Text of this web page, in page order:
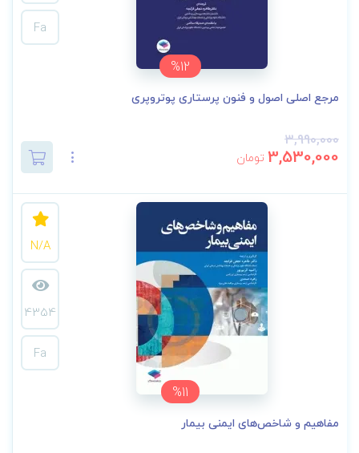
%12
Fa
مرجع اصلی اصول و فنون پرستاری پوتروپری
3,990,000
3,530,000 تومان
%11
N/A
4354
Fa
مفاهیم و شاخص‌های ایمنی بیمار